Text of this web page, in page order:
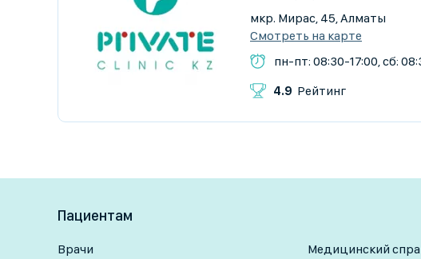
мкр. Мирас, 45, Алматы
Смотреть на карте
пн-пт: 08:30-17:00, сб:
4.9 Рейтинг
Пациентам
Врачи Медицинский